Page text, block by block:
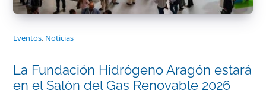
Eventos, Noticias
La Fundación Hidrógeno Aragón estará
en el Salón del Gas Renovable 2026